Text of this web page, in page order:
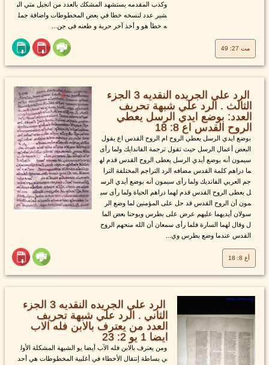
وكذب المقدمه يستشهد المشكك بالعدد من انجيل متي الب
شير عدد لنسخه خطا في بعض المخطوطات واضافة جمل
ه خطأ هو و أخذ آخر حربة و طعنه فى جن...
مت 27: 49
الرد علي الجريده النقديه 3 الجزء
الثالث . الرد علي شبهة تحريف
العدد: بوضع ايدي الرسل يعطي
الروح القدس اع 8: 18
بوضع ايدي الرسل يعطي الروح ام الروح القدس اع يقول
البعض أعمال الرسل حيث تقول ترجمة الفاندايك ولما رأى
سيمون أنه بوضع أيدي الرسل يعطى الروح القدس قدم له
ما دراهم كلمة القدس مضافه الرد التراجم المختلفة الترا
جم العربي الفانديك ولما رأى سيمون أنه بوضع أيدي الرس
ل يعطى الروح القدس قدم لهما دراهم الحياة ولما رأى سي
مون أن الروح القدس قد حل على المؤمنين لما وضع الر
سولان أيديهما عليهم عرض على بطرس ويوحنا بعض الما
ل وقال لهما السارة فلما رأى سمعان أن الله منحهم الروح
القدس عندما وضع بطرس وي...
أع 8: 18
الرد علي الجريده النقديه 3 الجزء
الثاني . الرد علي شبهة تحريف
العدد من يعترف بالابن فله الاب
ايضا 1 يو 2: 23
ومن يعترف بالابن فله الآب أيضا يو الشبهة المشكلة الأول
ي بساطة إنتقال الأخطاء في أغلبية المخطوطات هي أحد